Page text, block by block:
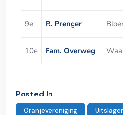
9e R. Prenger
10e Fam. Overweg
Posted In
Oranjevereniging